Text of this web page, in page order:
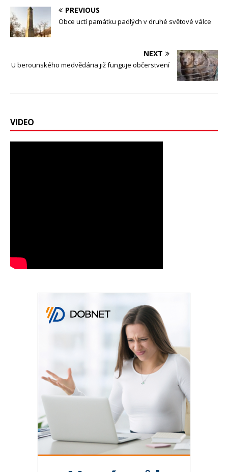
PREVIOUS
Obce uctí památku padlých v druhé světové válce
NEXT
U berounského medvědária již funguje občerstvení
VIDEO